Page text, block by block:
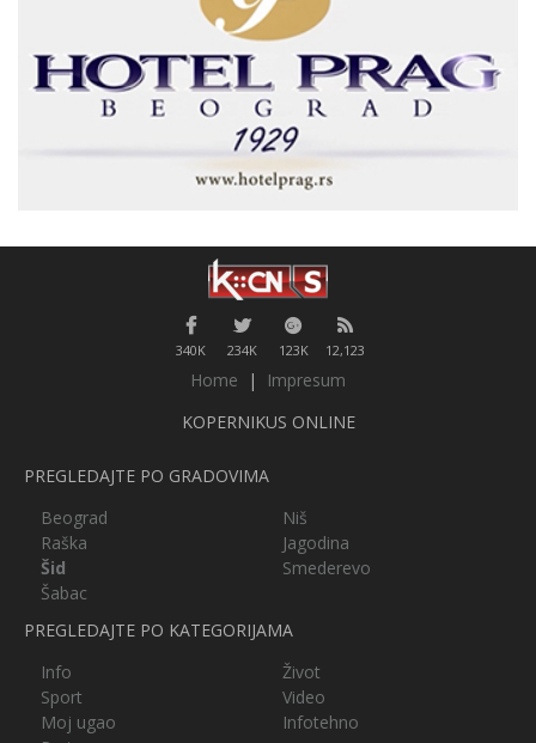
340K 234K 123K 12,123
Home |
Impresum
KOPERNIKUS ONLINE
PREGLEDAJTE PO GRADOVIMA
Beograd
Niš
Raška
Jagodina
Šid
Smederevo
Šabac
PREGLEDAJTE PO KATEGORIJAMA
Info
Život
Sport
Video
Moj ugao
Infotehno